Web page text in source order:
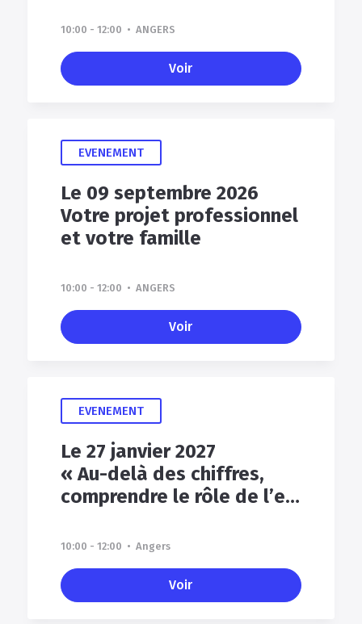
10:00 - 12:00 • ANGERS
Voir
EVENEMENT
Le 09 septembre 2026
Votre projet professionnel
et votre famille
10:00 - 12:00 • ANGERS
Voir
EVENEMENT
Le 27 janvier 2027
« Au-delà des chiffres,
comprendre le rôle de l’expert-comptable et casser les mythes »
10:00 - 12:00 • Angers
Voir